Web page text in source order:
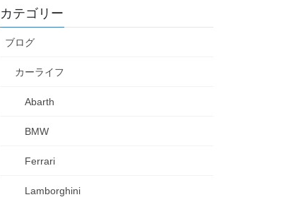
カテゴリー
ブログ
カーライフ
Abarth
BMW
Ferrari
Lamborghini